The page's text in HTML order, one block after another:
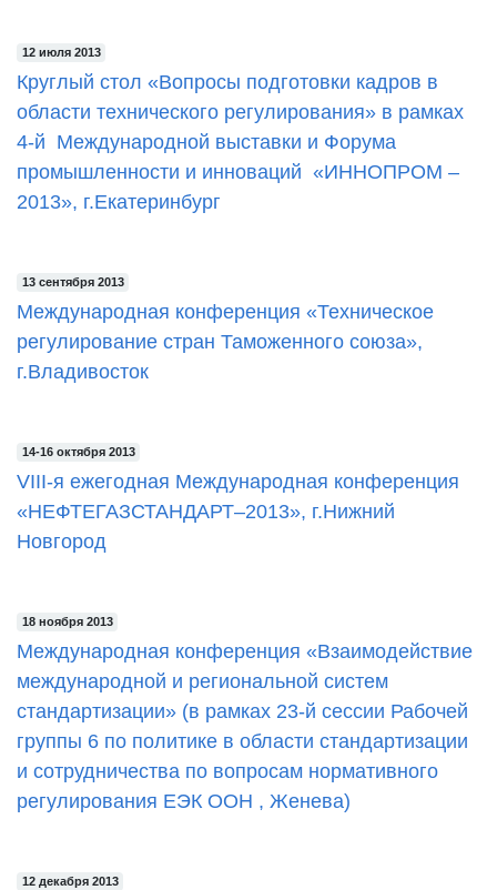
12 июля 2013
Круглый стол «Вопросы подготовки кадров в
области технического регулирования» в рамках
4-й Международной выставки и Форума
промышленности и инноваций «ИННОПРОМ –
2013», г.Екатеринбург
13 сентября 2013
Международная конференция «Техническое
регулирование стран Таможенного союза»,
г.Владивосток
14-16 октября 2013
VIII-я ежегодная Международная конференция
«НЕФТЕГАЗСТАНДАРТ–2013», г.Нижний
Новгород
18 ноября 2013
Международная конференция «Взаимодействие
международной и региональной систем
стандартизации» (в рамках 23-й сессии Рабочей
группы 6 по политике в области стандартизации
и сотрудничества по вопросам нормативного
регулирования ЕЭК ООН , Женева)
12 декабря 2013